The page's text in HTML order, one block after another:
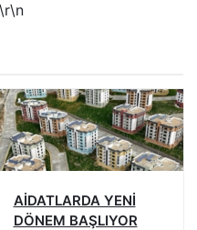
AİDATLARDA YENİ
DÖNEM BAŞLIYOR